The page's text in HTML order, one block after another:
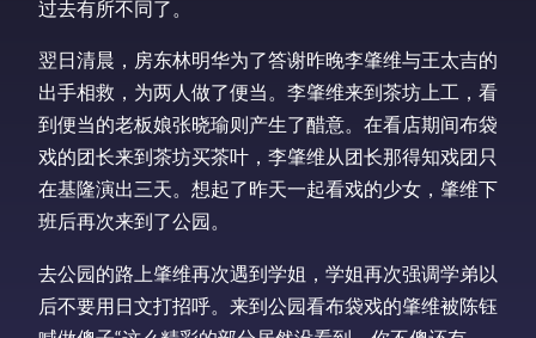
过去有所不同了。
翌日清晨，房东林明华为了答谢昨晚李肇维与王太吉的
出手相救，为两人做了便当。李肇维来到茶坊上工，看
到便当的老板娘张晓瑜则产生了醋意。在看店期间布袋
戏的团长来到茶坊买茶叶，李肇维从团长那得知戏团只
在基隆演出三天。想起了昨天一起看戏的少女，肇维下
班后再次来到了公园。
去公园的路上肇维再次遇到学姐，学姐再次强调学弟以
后不要用日文打招呼。来到公园看布袋戏的肇维被陈钰